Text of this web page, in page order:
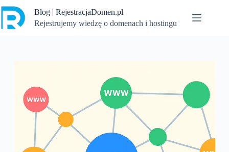
do
treści
Blog | RejestracjaDomen.pl
Rejestrujemy wiedzę o domenach i hostingu